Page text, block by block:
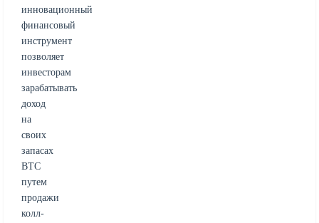
инновационный
финансовый
инструмент
позволяет
инвесторам
зарабатывать
доход
на
своих
запасах
BTC
путем
продажи
колл-